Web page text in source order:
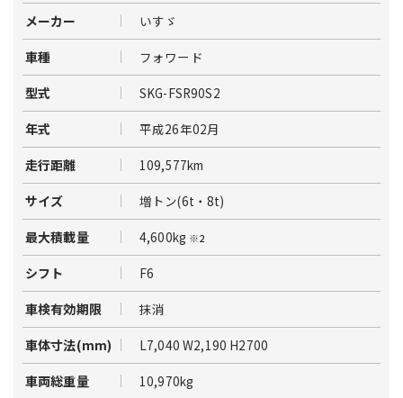
メーカー いすゞ
車種 フォワード
型式 SKG-FSR90S2
年式 平成26年02月
走行距離 109,577km
サイズ 増トン(6t・8t)
最大積載量 4,600kg ※2
シフト F6
車検有効期限 抹消
車体寸法(mm) L7,040 W2,190 H2700
車両総重量 10,970kg